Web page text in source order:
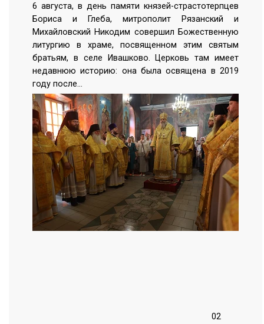
6 августа, в день памяти князей-страстотерпцев
Бориса и Глеба, митрополит Рязанский и
Михайловский Никодим совершил Божественную
литургию в храме, посвященном этим святым
братьям, в селе Ивашково. Церковь там имеет
недавнюю историю: она была освящена в 2019
году после…
02